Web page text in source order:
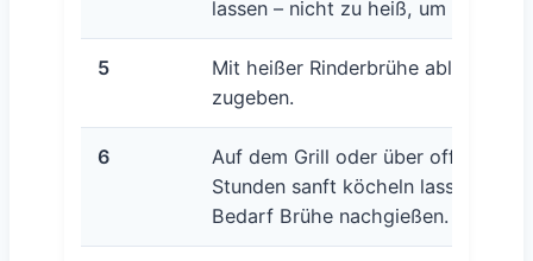
lassen – nicht zu heiß, um
5
Mit heißer Rinderbrühe
zugeben.
6
Auf dem Grill oder über offenem
Stunden sanft köcheln lassen.
Bedarf Brühe nachgießen.